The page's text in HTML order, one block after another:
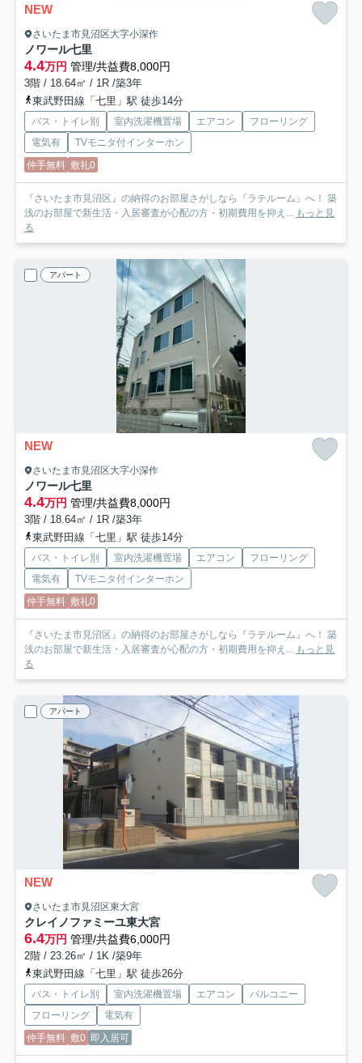
NEW
さいたま市見沼区大字小深作
ノワール七里
4.4万円 管理/共益費8,000円
3階 / 18.64㎡ / 1R /築3年
東武野田線「七里」駅 徒歩14分
バス・トイレ別 室内洗濯機置場 エアコン
フローリング
電気有
TVモニタ付インターホン
仲手無料 敷礼0
『さいたま市見沼区』の納得のお部屋さがしなら『ラテルーム』へ！ 築
浅のお部屋で新生活・入居審査が心配の方・初期費用を抑え... もっと見
る
アパート
NEW
さいたま市見沼区大字小深作
ノワール七里
4.4万円 管理/共益費8,000円
3階 / 18.64㎡ / 1R /築3年
東武野田線「七里」駅 徒歩14分
バス・トイレ別 室内洗濯機置場 エアコン
フローリング
電気有
TVモニタ付インターホン
仲手無料 敷礼0
『さいたま市見沼区』の納得のお部屋さがしなら『ラテルーム』へ！ 築
浅のお部屋で新生活・入居審査が心配の方・初期費用を抑え... もっと見
る
アパート
NEW
さいたま市見沼区東大宮
クレイノファミーユ東大宮
6.4万円 管理/共益費6,000円
2階 / 23.26㎡ / 1K /築9年
東武野田線「七里」駅 徒歩26分
バス・トイレ別 室内洗濯機置場 エアコン
バルコニー
フローリング
電気有
仲手無料 敷0 即入居可